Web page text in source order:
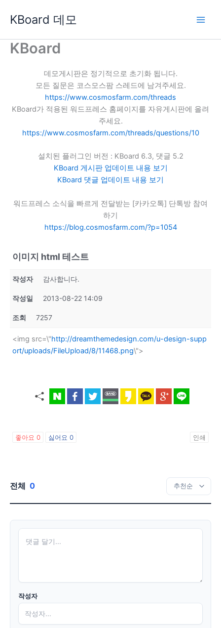
로
KBoard 데모
KBoard
데모게시판은 정기적으로 초기화 됩니다.
모든 질문은 코스모스팜 스레드에 남겨주세요.
https://www.cosmosfarm.com/threads
KBoard가 적용된 워드프레스 홈페이지를 자유게시판에 올려
주세요.
https://www.cosmosfarm.com/threads/questions/10
설치된 플러그인 버전 : KBoard 6.3, 댓글 5.2
KBoard 게시판 업데이트 내용 보기
KBoard 댓글 업데이트 내용 보기
워드프레스 소식을 빠르게 전달받는 [카카오톡] 단톡방 참여
하기
https://blog.cosmosfarm.com/?p=1054
이미지 html 테스트
작성자 감사합니다.
작성일 2013-08-22 14:09
조회 7257
<img src=\"http://dreamthemedesign.com/u-design-supp
ort/uploads/FileUpload/8/11468.png\">
좋아요 0 싫어요 0 인쇄
전체 0
작성자